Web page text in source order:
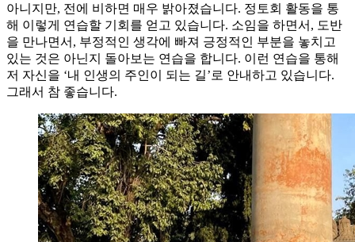
아니지만, 전에 비하면 매우 밝아졌습니다. 정토회 활동을 통
해 이렇게 연습할 기회를 얻고 있습니다. 소임을 하면서, 도반
을 만나면서, 부정적인 생각에 빠져 긍정적인 부분을 놓치고
있는 것은 아닌지 돌아보는 연습을 합니다. 이런 연습을 통해
저 자신을 ‘내 인생의 주인이 되는 길’로 안내하고 있습니다.
그래서 참 좋습니다.